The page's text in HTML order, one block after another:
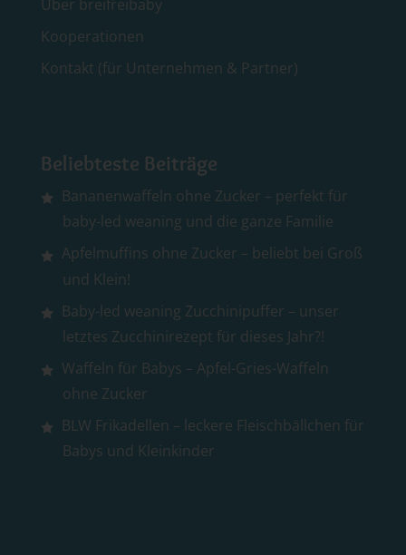
Über breifreibaby
Kooperationen
Kontakt (für Unternehmen & Partner)
Beliebteste Beiträge
Bananenwaffeln ohne Zucker – perfekt für
baby-led weaning und die ganze Familie
Apfelmuffins ohne Zucker – beliebt bei Groß
und Klein!
Baby-led weaning Zucchinipuffer – unser
letztes Zucchinirezept für dieses Jahr?!
Waffeln für Babys – Apfel-Gries-Waffeln
ohne Zucker
BLW Frikadellen – leckere Fleischbällchen für
Babys und Kleinkinder